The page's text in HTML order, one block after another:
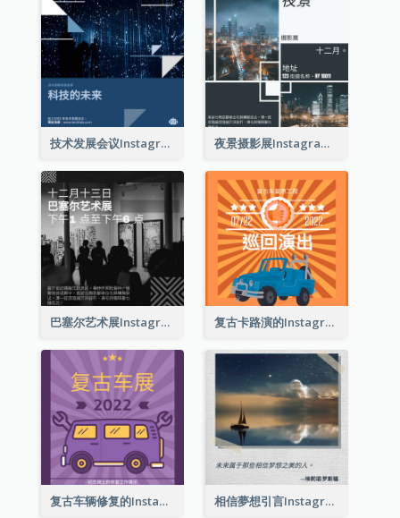
技术发展会议Instagram帖子 夜景摄影展Instagram贴子
巴塞尔艺术展Instagram帖子 复古卡路演的Instagram帖子
复古车辆修复的Instagram帖子 相信夢想引言Instagram帖子